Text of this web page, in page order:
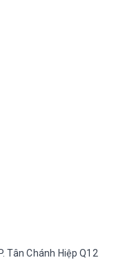
Tân Chánh Hiệp Q12